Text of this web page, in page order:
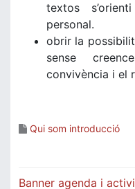
textos
personal.
obrir la
sense
convivència i el
Qui som introducció
Navegació
Banner agenda i